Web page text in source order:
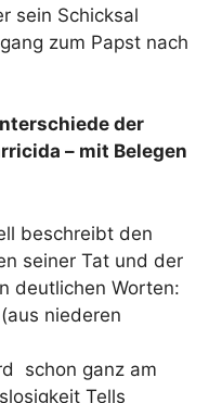
sein Schicksal
zum Papst nach
der
– mit Belegen
beschreibt den
seiner Tat und der
deutlichen Worten:
niederen
schon ganz am
Tells